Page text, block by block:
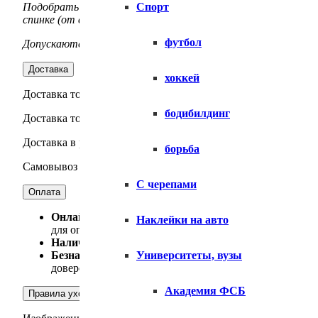
Спорт
футбол
хоккей
бодибилдинг
борьба
С черепами
Наклейки на авто
Университеты, вузы
Академия ФСБ
Подобрать нужный размер совсем не сложно. Возьмите
спинке (от верхней точки плеча до низа). Сверьте данные с
Допускаются технологические отклонения от указанных
Доставка
Доставка товара по Москве — осуществляется силами
Доставка товара по МО — осуществляется силами
Доставка в регионы — Осуществляется силами СДЭК,
Самовывоз товара — Москва, м. Строгино, Маршала
Оплата
Онлайн-оплат а. Вы можете оплатить заказ,
для оплаты.
Наличный расчет
. Только для физических лиц.
Безналичный расчет. Оплата производится на
доверенность от организации с правом подписи
Правила ухода